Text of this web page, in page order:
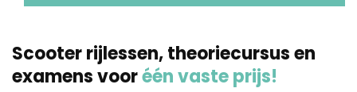
Scooter rijlessen, theoriecursus en
examens vooréén vaste prijs!